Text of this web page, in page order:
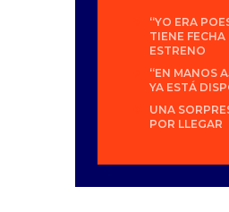
“YO ERA
TIENE FECHA
ESTRENO
“EN MANOS
YA ESTÁ
UNA
POR LLEGAR